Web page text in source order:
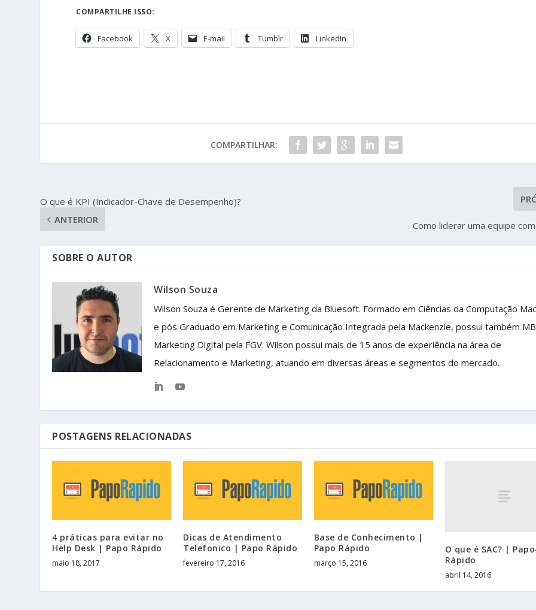
COMPARTILHE ISSO:
Facebook X E-mail Tumblr LinkedIn
COMPARTILHAR:
O que é KPI (Indicador-Chave de Desempenho)?
ANTERIOR
Como liderar uma equipe
SOBRE O AUTOR
Wilson Souza
Wilson Souza é Gerente de Marketing da Bluesoft. Formado em Ciências da Computação
e pós Graduado em Marketing e Comunicação Integrada pela Mackenzie, possui também
Marketing Digital pela FGV. Wilson possui mais de 15 anos de experiência na área de
Relacionamento e Marketing, atuando em diversas áreas e segmentos do mercado.
POSTAGENS RELACIONADAS
4 práticas para evitar no
Help Desk | Papo Rápido
maio 18, 2017
Dicas de Atendimento
Telefonico | Papo Rápido
fevereiro 17, 2016
Base de Conhecimento |
Papo Rápido
março 15, 2016
O que é SAC? |
Rápido
abril 14, 2016